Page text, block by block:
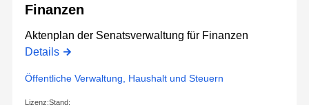
Finanzen
Aktenplan der Senatsverwaltung für Finanzen
Details
Öffentliche Verwaltung, Haushalt und Steuern
Lizenz:Stand: